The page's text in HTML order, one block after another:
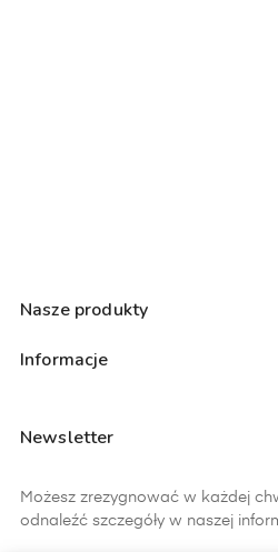
Nasze produkty
Informacje
Newsletter
Możesz zrezygnować w każdej
odnaleźć szczegóły w naszej